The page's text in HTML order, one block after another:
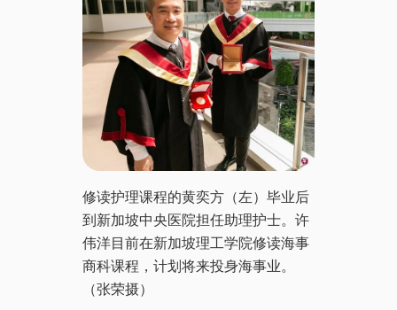
修读护理课程的黄奕方（左）毕业后
到新加坡中央医院担任助理护士。许
伟洋目前在新加坡理工学院修读海事
商科课程，计划将来投身海事业。
（张荣摄）